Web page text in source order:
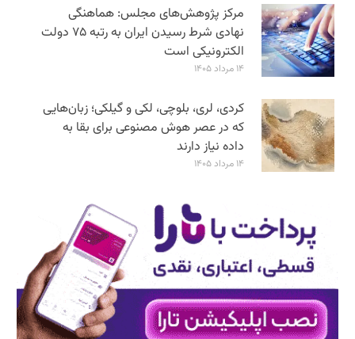
مرکز پژوهش‌های مجلس: هماهنگی
نهادی شرط رسیدن ایران به رتبه ۷۵ دولت
الکترونیکی است
۱۴ مرداد ۱۴۰۵
کردی، لری، بلوچی، لکی و گیلکی؛ زبان‌هایی
که در عصر هوش مصنوعی برای بقا به
داده نیاز دارند
۱۴ مرداد ۱۴۰۵